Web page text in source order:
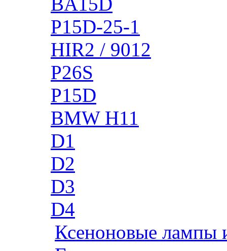
P15D-25-1
HIR2 / 9012
P26S
P15D
BMW H11
D1
D2
D3
D4
Ксеноновые лампы